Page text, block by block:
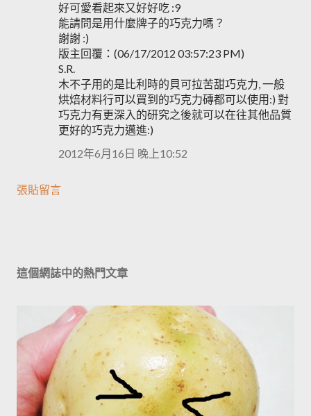
好可愛看起來又好好吃 :9
能請問是用什麼牌子的巧克力嗎？
謝謝 :)
版主回覆：(06/17/2012 03:57:23 PM)
S.R.
木不子用的是比利時的貝可拉苦甜巧克力, 一般
烘焙材料行可以買到的巧克力磚都可以使用:) 對
巧克力有更深入的研究之後就可以在往其他品質
更好的巧克力邁進:)
2012年6月16日 晚上10:52
張貼留言
這個網誌中的熱門文章